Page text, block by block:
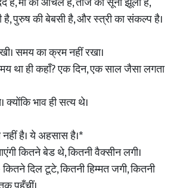
है, पुरुष की बेबसी है, और स्त्री का संकल्प है।
समय का क्रम नहीं रखा।
था ही कहाँ? एक दिन, एक साल जैसा लगता
क्योंकि भाव ही सत्य थे।
है। ये अहसास है।*
कितने बेड थे, कितनी वैक्सीन लगी।
दिल टूटे, कितनी हिम्मत जगी, कितनी